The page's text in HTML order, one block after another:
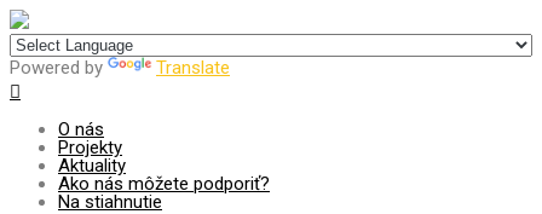
Powered by Translate
O nás
Projekty
Aktuality
Ako nás môžete podporiť?
Na stiahnutie